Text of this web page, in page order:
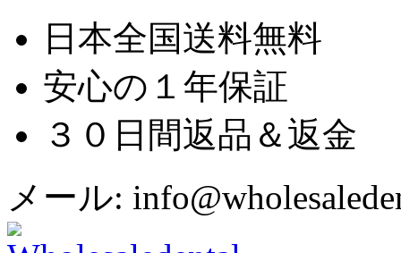
日本全国送料無料
安心の１年保証
３０日間返品＆返金
メール: